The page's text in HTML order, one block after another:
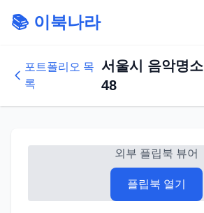
📚 이북나라
포트폴리오 목
록
서울시 음악명소
48
외부 플립북 뷰어
플립북 열기